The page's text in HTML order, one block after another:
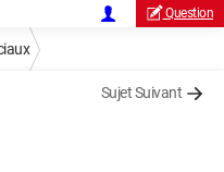
Question
Sujet Suivant